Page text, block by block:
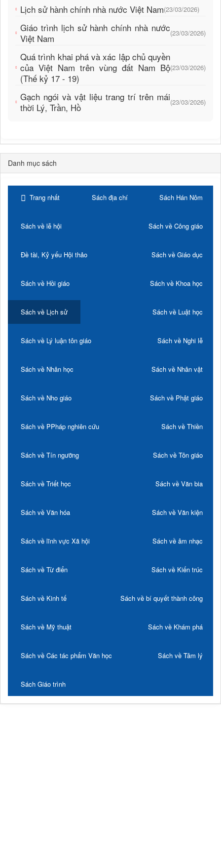
Lịch sử hành chính nhà nước Việt Nam(23/03/2026)
Giáo trình lịch sử hành chính nhà nước
Việt Nam
(23/03/2026)
Quá trình khai phá và xác lập chủ quyền
của Việt Nam trên vùng đất Nam Bộ
(Thế kỷ 17 - 19)
(23/03/2026)
Gạch ngói và vật liệu trang trí trên mái
thời Lý, Trần, Hồ
(23/03/2026)
Danh mục sách
Trang nhất Sách địa chí Sách Hán Nôm
Sách về lễ hội Sách về Công giáo
Đề tài, Kỷ yếu Hội thảo Sách về Giáo dục
Sách về Hồi giáo Sách về Khoa học
Sách về Lịch sử Sách về Luật học
Sách về Lý luận tôn giáo Sách về Nghi lễ
Sách về Nhân học Sách về Nhân vật
Sách về Nho giáo Sách về Phật giáo
Sách về PPháp nghiên cứu Sách về Thiền
Sách về Tín ngưỡng Sách về Tôn giáo
Sách về Triết học Sách về Văn bia
Sách về Văn hóa Sách về Văn kiện
Sách về lĩnh vực Xã hội Sách về âm nhạc
Sách về Từ điển Sách về Kiến trúc
Sách về Kinh tế Sách về bí quyết thành công
Sách về Mỹ thuật Sách về Khám phá
Sách về Các tác phẩm Văn học Sách về Tâm lý
Sách Giáo trình